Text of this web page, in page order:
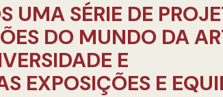
SÉRIE DE
DO MUNDO DA
E
EXPOSIÇÕES E